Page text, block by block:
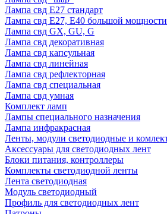
Лампа свд E27 стандарт
Лампа свд E27, Е40 большой мощности
Лампа свд GX, GU, G
Лампа свд декоративная
Лампа свд капсульная
Лампа свд линейная
Лампа свд рефлекторная
Лампа свд специальная
Лампа свд умная
Комплект ламп
Лампы специального назначения
Лампа инфракрасная
Ленты, модули светодиодные и
Аксессуары для светодиодных лент
Блоки питания, контроллеры
Комплекты светодиодной ленты
Лента светодиодная
Модуль светодиодный
Профиль для светодиодных лент